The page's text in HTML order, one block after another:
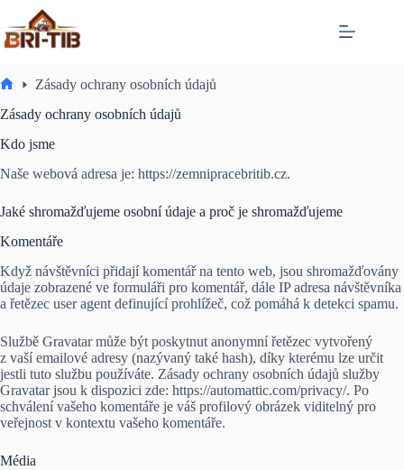
to
content
Zásady ochrany osobních údajů
Zásady ochrany osobních údajů
Kdo jsme
Naše webová adresa je: https://zemnipracebritib.cz.
Jaké shromažďujeme osobní údaje a proč je shromažďujeme
Komentáře
Když návštěvníci přidají komentář na tento web, jsou shromažďovány
údaje zobrazené ve formuláři pro komentář, dále IP adresa návštěvníka
a řetězec user agent definující prohlížeč, což pomáhá k detekci spamu.
Službě Gravatar může být poskytnut anonymní řetězec vytvořený
z vaší emailové adresy (nazývaný také hash), díky kterému lze určit
jestli tuto službu používáte. Zásady ochrany osobních údajů služby
Gravatar jsou k dispozici zde: https://automattic.com/privacy/. Po
schválení vašeho komentáře je váš profilový obrázek viditelný pro
veřejnost v kontextu vašeho komentáře.
Média